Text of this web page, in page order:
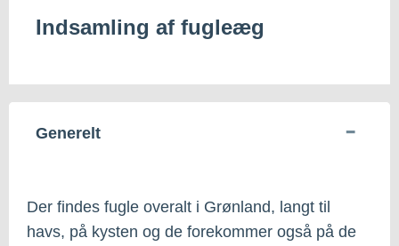
Indsamling af fugleæg
Generelt
Der findes fugle overalt i Grønland, langt til
havs, på kysten og de forekommer også på de